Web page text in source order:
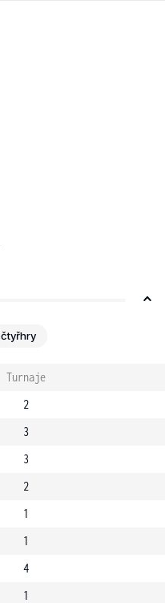
Turnaje
2
3
3
2
1
1
4
1